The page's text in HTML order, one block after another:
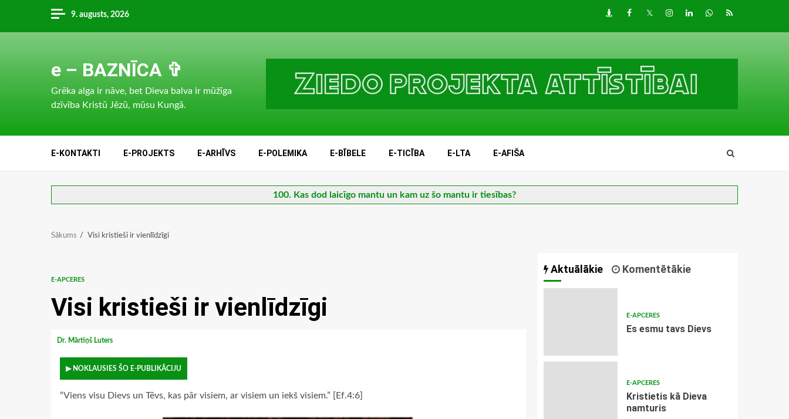
content
9. augusts, 2026 DraugiemFacebook
TwitterInstagram
LinkedInwhatsapp
RSS
e – BAZNĪCA ✞
Grēka alga ir nāve, bet Dieva balva ir mūžīga
dzīvība Kristū Jēzū, mūsu Kungā.
E-KONTAKTI E-PROJEKTS E-ARHĪVS E-POLEMIKA E-BĪBELE E-TICĪBA E-LTA E-AFIŠA
100. Kas dod laicīgo mantu un kam uz šo mantu ir tiesības?
Sākums Visi kristieši ir vienlīdzīgi
E-APCERES
Visi kristieši ir vienlīdzīgi
Dr. Mārtiņš Luters
▶ NOKLAUSIES ŠO E-PUBLIKĀCIJU
“Viens visu Dievs un Tēvs, kas pār visiem, ar visiem un iekš visiem.” [Ef.4:6]
Aktuālākie Komentētākie
E-APCERES
Es esmu tavs Dievs
E-APCERES
Kristietis kā Dieva
namturis